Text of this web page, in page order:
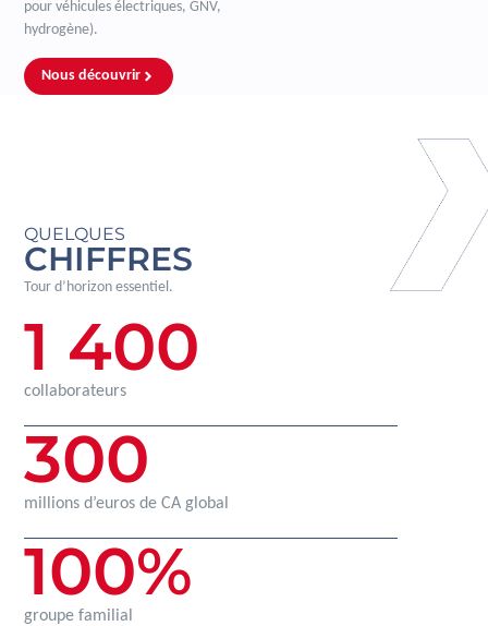
pour véhicules électriques, GNV,
hydrogène).
Nous découvrir
QUELQUES
CHIFFRES
Tour d’horizon essentiel.
collaborateurs
1 400
millions d’euros de CA global
300
groupe familial
100%